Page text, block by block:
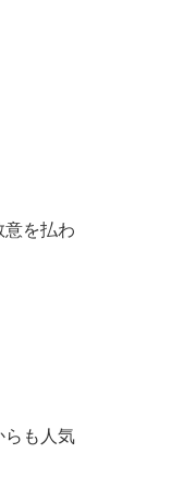
意を払わ
らも人気